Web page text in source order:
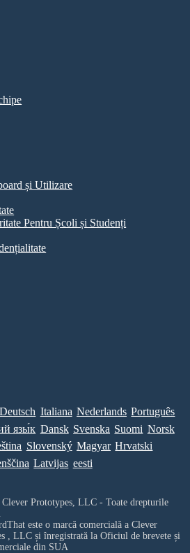
și Utilizare
Pentru Școli și Studenți
Deutsch Italiana Nederlands Português
язы́к Dansk Svenska Suomi Norsk
Slovenský Magyar Hrvatski
Latvijas eesti
Prototypes, LLC - Toate drepturile
este o marcă comercială a Clever
, LLCși înregistrată la Oficiul de brevete și
din SUA